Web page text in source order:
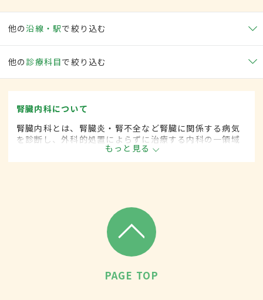
他の沿線・駅で絞り込む
他の 診療科目で絞り込む
腎臓内科について
腎臓内科とは、腎臓炎・腎不全など腎臓に関係する病気
を診断し、外科的処置によらずに治療する内科の一領域
もっと見る
PAGE TOP